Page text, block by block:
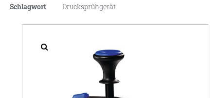
Schlagwort
Drucksprühgerät